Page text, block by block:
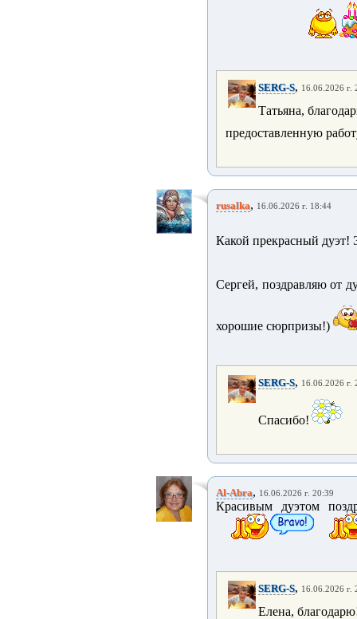
SERG-S, 16.06.2026 г.
Татьяна,
предоставленную
rusalka, 16.06.2026 г. 18:44
Какой прекрасный дуэт!
Сергей, поздравляю от
хорошие сюрпризы!)
SERG-S, 16.06.2026 г.
Спасибо!
Al-Abra, 16.06.2026 г. 20:39
Красивым дуэтом
SERG-S, 16.06.2026 г.
Елена,